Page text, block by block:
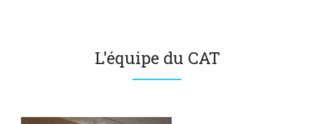
L'équipe du CAT